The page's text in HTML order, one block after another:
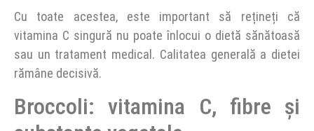
Cu toate acestea, este important să rețineți că
vitamina C singură nu poate înlocui o dietă sănătoasă
sau un tratament medical. Calitatea generală a dietei
rămâne decisivă.
Broccoli: vitamina C, fibre și